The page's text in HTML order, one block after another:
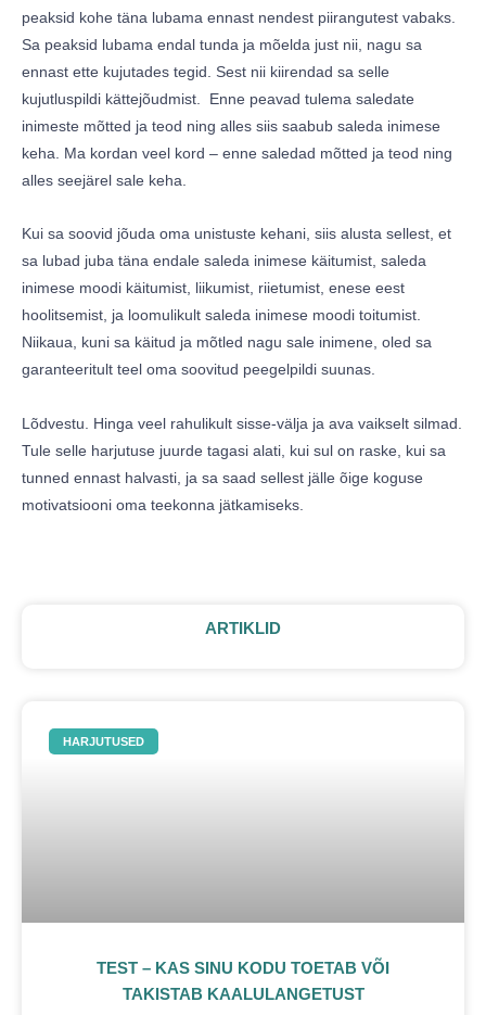
peaksid kohe täna lubama ennast nendest piirangutest vabaks.
Sa peaksid lubama endal tunda ja mõelda just nii, nagu sa
ennast ette kujutades tegid. Sest nii kiirendad sa selle
kujutluspildi kättejõudmist. Enne peavad tulema saledate
inimeste mõtted ja teod ning alles siis saabub saleda inimese
keha. Ma kordan veel kord – enne saledad mõtted ja teod ning
alles seejärel sale keha.
Kui sa soovid jõuda oma unistuste kehani, siis alusta sellest, et
sa lubad juba täna endale saleda inimese käitumist, saleda
inimese moodi käitumist, liikumist, riietumist, enese eest
hoolitsemist, ja loomulikult saleda inimese moodi toitumist.
Niikaua, kuni sa käitud ja mõtled nagu sale inimene, oled sa
garanteeritult teel oma soovitud peegelpildi suunas.
Lõdvestu. Hinga veel rahulikult sisse-välja ja ava vaikselt silmad.
Tule selle harjutuse juurde tagasi alati, kui sul on raske, kui sa
tunned ennast halvasti, ja sa saad sellest jälle õige koguse
motivatsiooni oma teekonna jätkamiseks.
ARTIKLID
HARJUTUSED
TEST – KAS SINU KODU TOETAB VÕI
TAKISTAB KAALULANGETUST